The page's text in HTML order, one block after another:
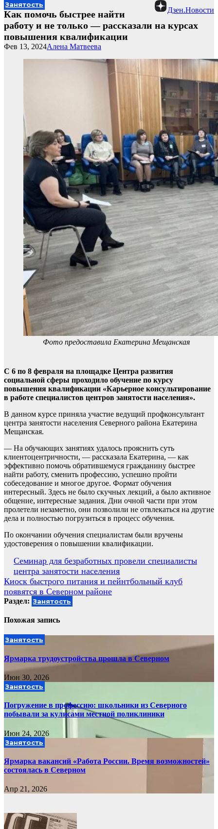
Дзен.Новости
Занятость
Как помочь быстрее найти
работу и не только — рассказали на курсах
повышения квалификации
Алена Матвеева
Фев 13, 2024
Фото предоставила Екатерина Мещанская
С 6 по 8 февраля на площадке Центра развития
социальной сферы проходило обучение по курсу
повышения квалификации «Карьерное консультирование
в работе специалистов центров занятости населения».
В данном курсе приняла участие ведущий профконсультант
центра занятости населения Северного района Екатерина
Мещанская.
— На обучающих занятиях удалось прояснить суть
клиентоцентричности, — рассказала Екатерина, — как
эффективно помочь обратившемуся гражданину быстрее
найти работу, сменить профессию, успешно пройти
собеседование и многое другое. Формат обучения
интересный. Здесь не было скучных лекций, а было активное
общение, интересные задания. Дни очной части при этом
пролетели незаметно, они позволили не отвлекаться на другие
дела и полностью погрузиться в процесс обучения.
По окончании обучения специалистам были вручены
удостоверения о повышении квалификации.
Навигация
по
записям
Семинар для безработных провели специалисты
центра занятости населения
Киоск быстрого питания и пейнтбольный клуб
появятся в Северном районе
Раздел: Занятость
Похожая запись
Занятость
Ярмарка трудоустройства прошла в Северном
Июн 30, 2026
Занятость
Погружение в профессию: школьники из Северного
побывали за кулисами местной поликлиники
Июн 24, 2026
Занятость
Ярмарка вакансий «Работа России. Время возможностей»
состоялась в Северном
Апр 21, 2026